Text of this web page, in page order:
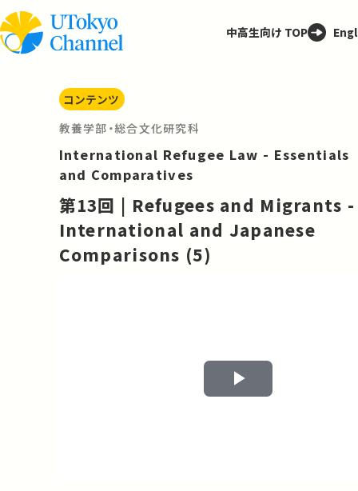
中高生向け TOP
コンテンツ
教養学部・総合文化研究科
International Refugee Law - Essentials
and Comparatives
第13回 | Refugees and Migrants -
International and Japanese
Comparisons (5)
Play